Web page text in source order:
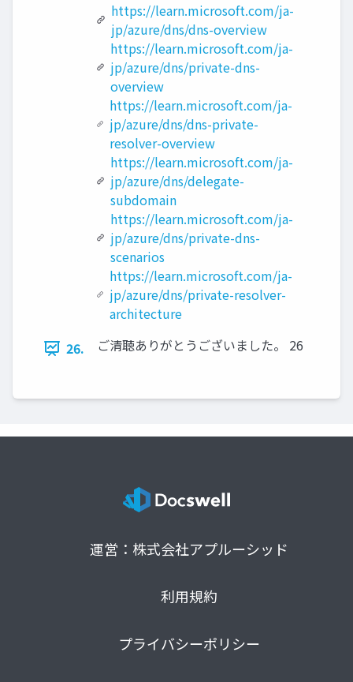
https://learn.microsoft.com/ja-
jp/azure/dns/dns-overview
https://learn.microsoft.com/ja-
jp/azure/dns/private-dns-
overview
https://learn.microsoft.com/ja-
jp/azure/dns/dns-private-
resolver-overview
https://learn.microsoft.com/ja-
jp/azure/dns/delegate-
subdomain
https://learn.microsoft.com/ja-
jp/azure/dns/private-dns-
scenarios
https://learn.microsoft.com/ja-
jp/azure/dns/private-resolver-
architecture
26.
ご清聴ありがとうございました。 26
運営：株式会社アプルーシッド
利用規約
プライバシーポリシー